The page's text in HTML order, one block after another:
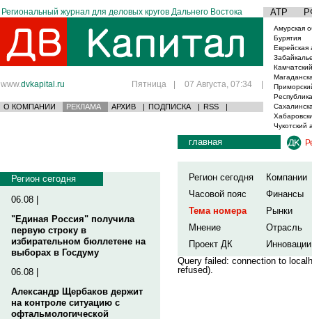
Региональный журнал для деловых кругов Дальнего Востока АТР
www.dvkapital.ru Пятница | 07 Августа, 07:34 |
О КОМПАНИИ РЕКЛАМА АРХИВ | ПОДПИСКА | RSS |
Амурская
Бурятия
Еврейская
Чукотский
Регион сегодня
06.08 |
"Единая Россия" получила
первую строку в
избирательном бюллетене на
выборах в Госдуму
06.08 |
Александр Щербаков держит
на контроле ситуацию с
офтальмологической
главная
Регион сегодня
Компании
Часовой пояс
Финансы
Тема номера
Рынки
Мнение
Отрасль
Проект ДК
Инновации
Query failed: connection to
refused).